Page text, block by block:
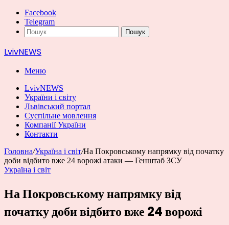
Facebook
Telegram
Пошук
LvivNEWS
Меню
LvivNEWS
України і світу
Львівський портал
Суспільне мовлення
Компанії України
Контакти
Головна/Україна і світ/На Покровському напрямку від початку
доби відбито вже 24 ворожі атаки — Генштаб ЗСУ
Україна і світ
На Покровському напрямку від
початку доби відбито вже 24 ворожі